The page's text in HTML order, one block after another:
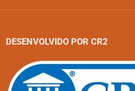
DESENVOLVIDO POR CR2